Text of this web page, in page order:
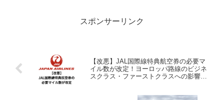
スポンサーリンク
【改悪】JAL国際線特典航空券の必要マ
イル数が改定！ヨーロッパ路線のビジネ
スクラス・ファーストクラスへの影響